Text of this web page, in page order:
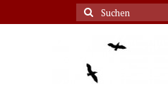
Suche
nach: